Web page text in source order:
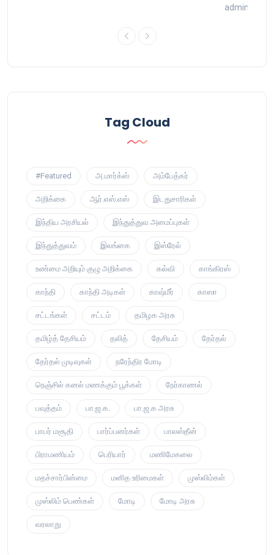
admin
Tag Cloud
#Featured அ.மார்க்ஸ் அம்பேத்கர்
அறிக்கை ஆர்.எஸ்.எஸ் இடதுசாரிகள்
இந்திய அரசியல் இந்துத்துவ அமைப்புகள்
இந்துத்துவம் இலங்கை இஸ்ரேல்
உண்மை அறியும் குழு அறிக்கை கல்வி காங்கிரஸ்
காந்தி காந்தி அடிகள் காஷ்மீர் காஸா
சட்டங்கள் சட்டம் தமிழக அரசு
தமிழ்த் தேசியம் தலித் தேசியம் தேர்தல்
தேர்தல் முடிவுகள் நரேந்திர மோடி
நெஞ்சில் கனல் மணக்கும் பூக்கள் நேர்காணல்
பவுத்தம் பா.ஜ.க. பா.ஜ.க அரசு
பாபர் மசூதி பார்ப்பனர்கள் பாலஸ்தீன்
பிராமணியம் பெரியார் மணிமேகலை
மதச்சார்பின்மை மனித உரிமைகள் முஸ்லிம்கள்
முஸ்லிம் பெண்கள் மோடி மோடி அரசு
வரலாறு